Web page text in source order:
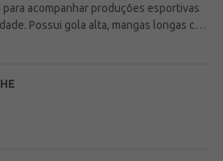
acompanhar produções esportivas
Possui gola alta, mangas longas com
frontal por zíper com
fechamento por zíper,
e praticidade durante o uso. Uma
ideal para compor looks esportivos